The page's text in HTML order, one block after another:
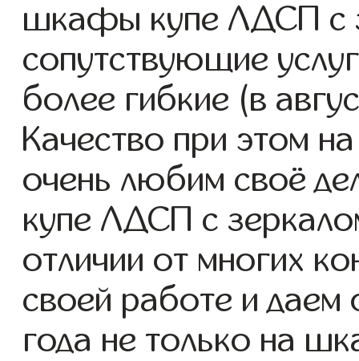
шкафы купе ЛДСП с
сопутствующие
более гибкие (в
Качество при этом
очень любим своё
купе ЛДСП с
отличии от многих
своей работе и
года не только на